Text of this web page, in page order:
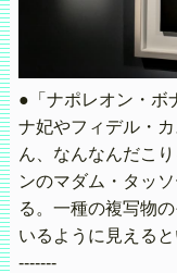
●「ナポレオン・ボ
ナ妃やフィデル・
ん、なんなんだこ
ンのマダム・タッ
る。一種の複写物
いるように見えると
-------